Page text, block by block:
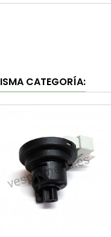
CATEGORÍA: